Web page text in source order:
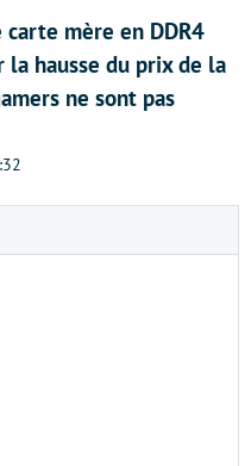
mère en DDR4
la hausse du prix de la
ne sont pas